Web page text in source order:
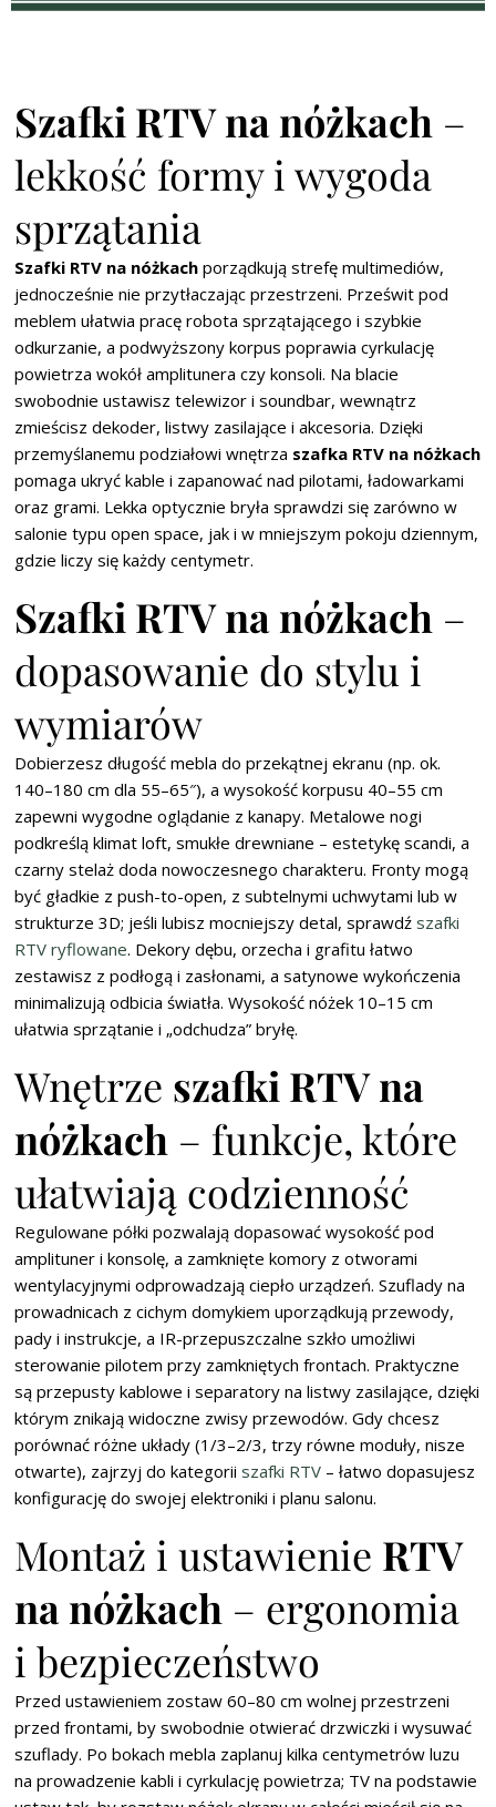
Szafki RTV na nóżkach –
lekkość formy i wygoda
sprzątania
Szafki RTV na nóżkach porządkują strefę multimediów,
jednocześnie nie przytłaczając przestrzeni. Prześwit pod
meblem ułatwia pracę robota sprzątającego i szybkie
odkurzanie, a podwyższony korpus poprawia cyrkulację
powietrza wokół amplitunera czy konsoli. Na blacie
swobodnie ustawisz telewizor i soundbar, wewnątrz
zmieścisz dekoder, listwy zasilające i akcesoria. Dzięki
przemyślanemu podziałowi wnętrza szafka RTV na nóżkach
pomaga ukryć kable i zapanować nad pilotami, ładowarkami
oraz grami. Lekka optycznie bryła sprawdzi się zarówno w
salonie typu open space, jak i w mniejszym pokoju dziennym,
gdzie liczy się każdy centymetr.
Szafki RTV na nóżkach –
dopasowanie do stylu i
wymiarów
Dobierzesz długość mebla do przekątnej ekranu (np. ok.
140–180 cm dla 55–65″), a wysokość korpusu 40–55 cm
zapewni wygodne oglądanie z kanapy. Metalowe nogi
podkreślą klimat loft, smukłe drewniane – estetykę scandi, a
czarny stelaż doda nowoczesnego charakteru. Fronty mogą
być gładkie z push-to-open, z subtelnymi uchwytami lub w
strukturze 3D; jeśli lubisz mocniejszy detal, sprawdźszafki
RTV ryflowane. Dekory dębu, orzecha i grafitu łatwo
zestawisz z podłogą i zasłonami, a satynowe wykończenia
minimalizują odbicia światła. Wysokość nóżek 10–15 cm
ułatwia sprzątanie i „odchudza” bryłę.
Wnętrze szafki RTV na
nóżkach – funkcje, które
ułatwiają codzienność
Regulowane półki pozwalają dopasować wysokość pod
amplituner i konsolę, a zamknięte komory z otworami
wentylacyjnymi odprowadzają ciepło urządzeń. Szuflady na
prowadnicach z cichym domykiem uporządkują przewody,
pady i instrukcje, a IR-przepuszczalne szkło umożliwi
sterowanie pilotem przy zamkniętych frontach. Praktyczne
są przepusty kablowe i separatory na listwy zasilające, dzięki
którym znikają widoczne zwisy przewodów. Gdy chcesz
porównać różne układy (1/3–2/3, trzy równe moduły, nisze
otwarte), zajrzyj do kategoriiszafki RTV – łatwo dopasujesz
konfigurację do swojej elektroniki i planu salonu.
Montaż i ustawienie RTV
na nóżkach – ergonomia
i bezpieczeństwo
Przed ustawieniem zostaw 60–80 cm wolnej przestrzeni
przed frontami, by swobodnie otwierać drzwiczki i wysuwać
szuflady. Po bokach mebla zaplanuj kilka centymetrów luzu
na prowadzenie kabli i cyrkulację powietrza; TV na podstawie